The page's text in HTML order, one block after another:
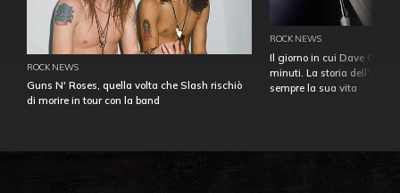
ROCK NEWS
Guns N' Roses, quella volta che Slash rischiò
di morire in tour con la band
ROCK NEWS
Il giorno in cui Dave
minuti. La storia
sempre la sua vita